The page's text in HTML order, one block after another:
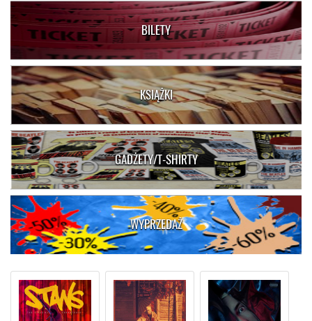
BILETY
KSIĄŻKI
GADŻETY/T-SHIRTY
WYPRZEDAŻ